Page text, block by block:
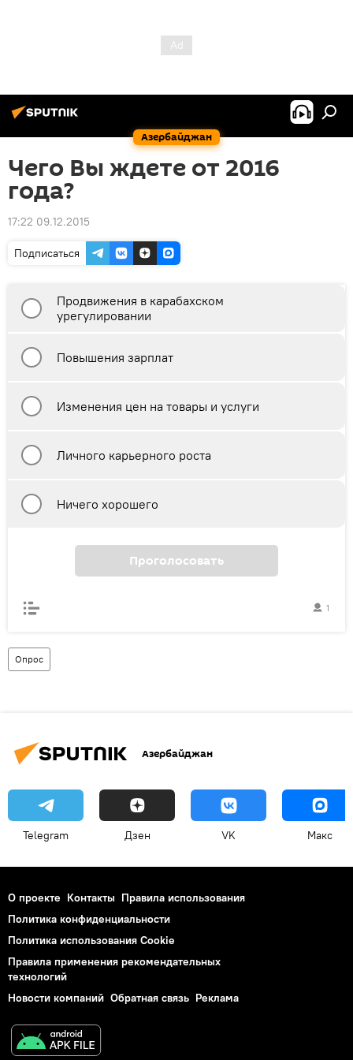
Азербайджан
Чего Вы ждете от 2016
года?
17:22 09.12.2015
Подписаться
Продвижения в карабахском
урегулировании
Повышения зарплат
Изменения цен на товары и услуги
Личного карьерного роста
Ничего хорошего
Проголосовать
1
Опрос
Азербайджан
Telegram Дзен VK Макс
О проекте Контакты Правила использования
Политика конфиденциальности
Политика использования Cookie
Правила применения рекомендательных
технологий
Новости компаний Обратная связь Реклама